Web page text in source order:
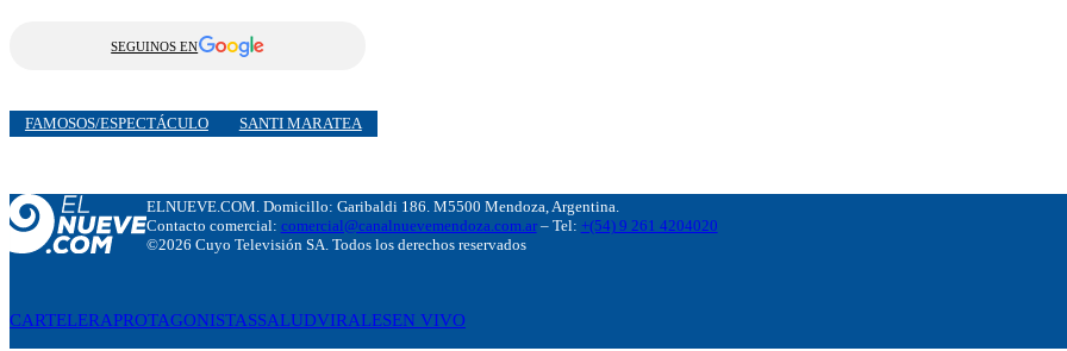
SEGUINOS EN
FAMOSOS/ESPECTÁCULO SANTI MARATEA
ELNUEVE.COM. Domicillo: Garibaldi 186. M5500 Mendoza, Argentina.
Contacto comercial: comercial@canalnuevemendoza.com.ar– Tel: +(54) 9 261 4204020
©2026 Cuyo Televisión SA. Todos los derechos reservados
CARTELERAPROTAGONISTASSALUDVIRALESEN VIVO